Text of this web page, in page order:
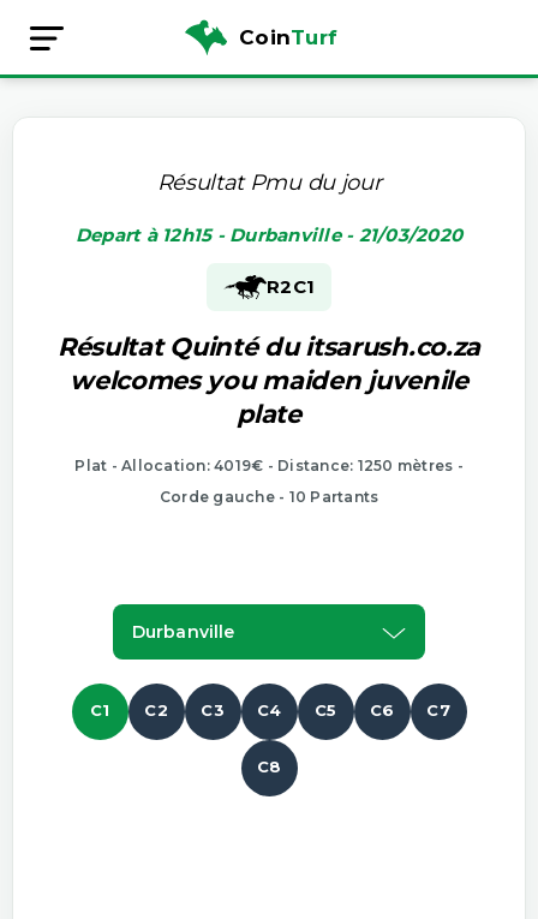
CoinTurf
Résultat Pmu du jour
Depart à 12h15 - Durbanville - 21/03/2020
R2C1
Résultat Quinté du itsarush.co.za
welcomes you maiden juvenile
plate
Plat - Allocation: 4019€ - Distance: 1250 mètres -
Corde gauche - 10 Partants
Durbanville
C1 C2 C3 C4 C5 C6 C7
C8